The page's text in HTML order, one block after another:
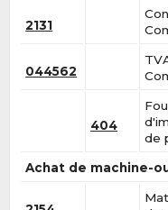
2131
044562
404
de
Achat de machine-